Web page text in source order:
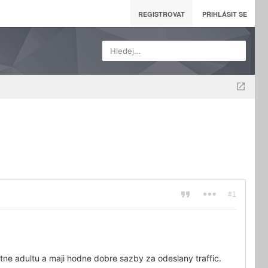
REGISTROVAT PŘIHLÁSIT SE
Hledej…
#1
adultu a maji hodne dobre sazby za odeslany traffic.